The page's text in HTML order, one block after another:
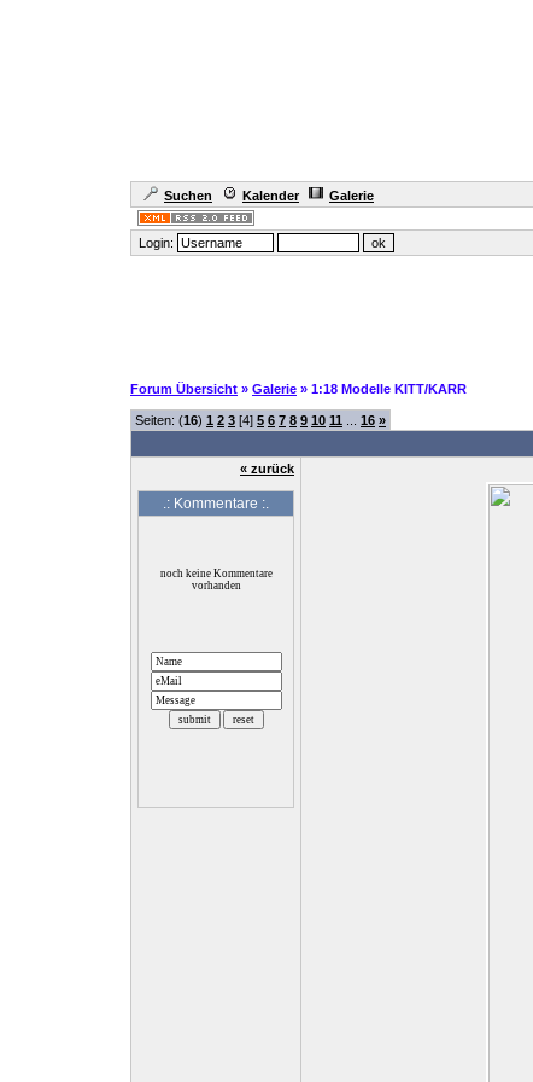
Suchen Kalender Galerie
Login:
Forum Übersicht » Galerie » 1:18 Modelle KITT/KARR
Seiten: (16) 1 2 3 [4] 5 6 7 8 9 10 11 16 »
« zurück
.: Kommentare :.